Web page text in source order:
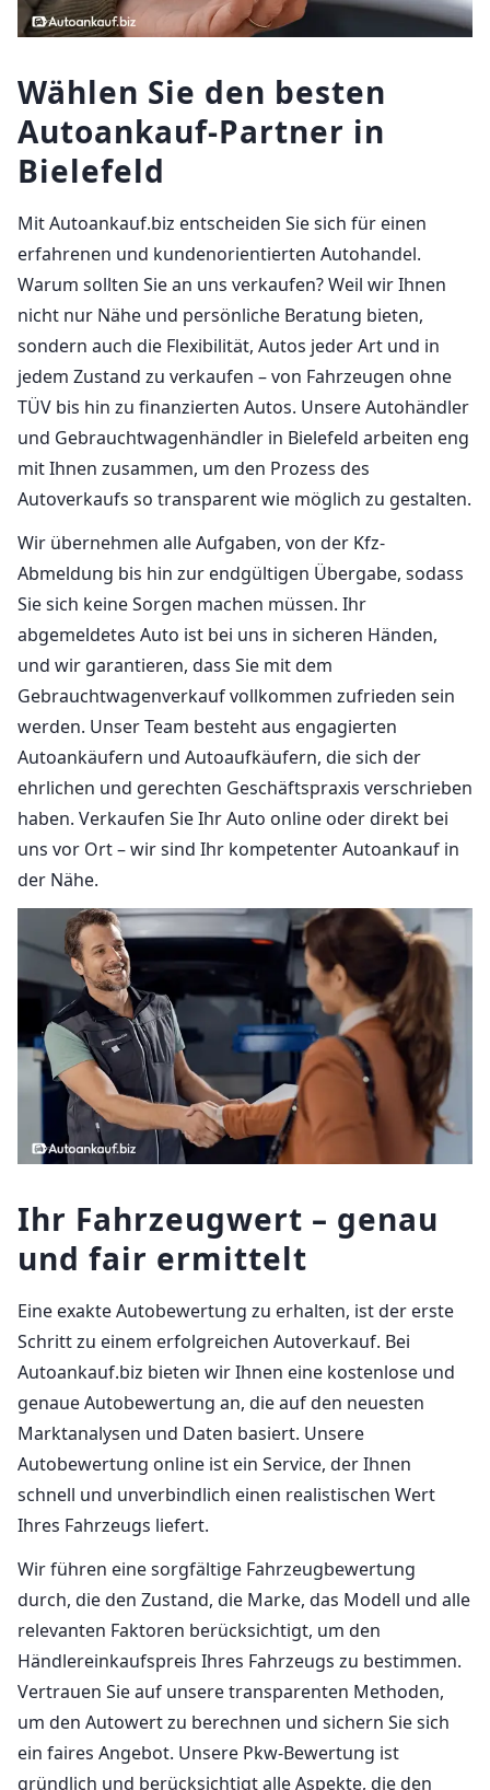
Wählen Sie den besten
Autoankauf-Partner in
Bielefeld
Mit Autoankauf.biz entscheiden Sie sich für einen
erfahrenen und kundenorientierten Autohandel.
Warum sollten Sie an uns verkaufen? Weil wir Ihnen
nicht nur Nähe und persönliche Beratung bieten,
sondern auch die Flexibilität, Autos jeder Art und in
jedem Zustand zu verkaufen – von Fahrzeugen ohne
TÜV bis hin zu finanzierten Autos. Unsere Autohändler
und Gebrauchtwagenhändler in Bielefeld arbeiten eng
mit Ihnen zusammen, um den Prozess des
Autoverkaufs so transparent wie möglich zu gestalten.
Wir übernehmen alle Aufgaben, von der Kfz-
Abmeldung bis hin zur endgültigen Übergabe, sodass
Sie sich keine Sorgen machen müssen. Ihr
abgemeldetes Auto ist bei uns in sicheren Händen,
und wir garantieren, dass Sie mit dem
Gebrauchtwagenverkauf vollkommen zufrieden sein
werden. Unser Team besteht aus engagierten
Autoankäufern und Autoaufkäufern, die sich der
ehrlichen und gerechten Geschäftspraxis verschrieben
haben. Verkaufen Sie Ihr Auto online oder direkt bei
uns vor Ort – wir sind Ihr kompetenter Autoankauf in
der Nähe.
Ihr Fahrzeugwert – genau
und fair ermittelt
Eine exakte Autobewertung zu erhalten, ist der erste
Schritt zu einem erfolgreichen Autoverkauf. Bei
Autoankauf.biz bieten wir Ihnen eine kostenlose und
genaue Autobewertung an, die auf den neuesten
Marktanalysen und Daten basiert. Unsere
Autobewertung online ist ein Service, der Ihnen
schnell und unverbindlich einen realistischen Wert
Ihres Fahrzeugs liefert.
Wir führen eine sorgfältige Fahrzeugbewertung
durch, die den Zustand, die Marke, das Modell und alle
relevanten Faktoren berücksichtigt, um den
Händlereinkaufspreis Ihres Fahrzeugs zu bestimmen.
Vertrauen Sie auf unsere transparenten Methoden,
um den Autowert zu berechnen und sichern Sie sich
ein faires Angebot. Unsere Pkw-Bewertung ist
gründlich und berücksichtigt alle Aspekte, die den